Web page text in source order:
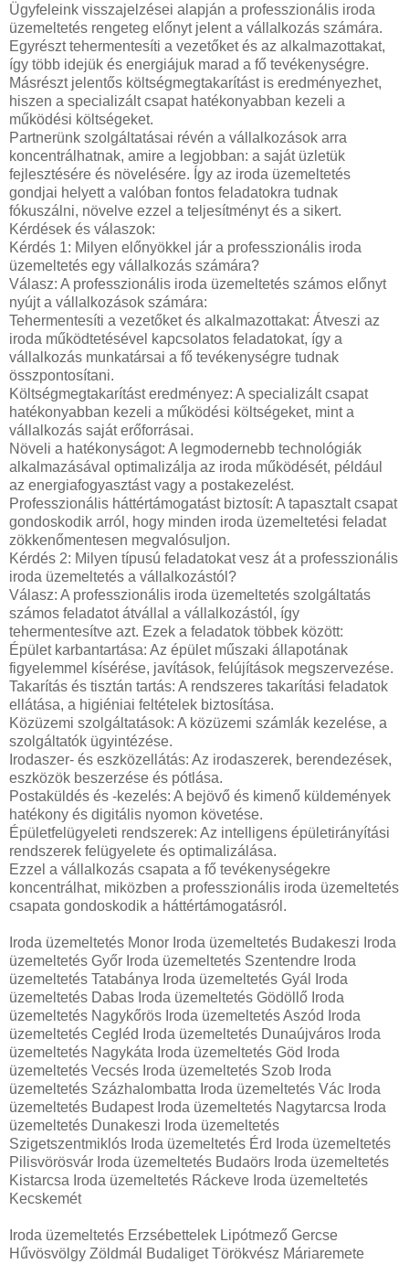
Ügyfeleink visszajelzései alapján a professzionális iroda
üzemeltetés rengeteg előnyt jelent a vállalkozás számára.
Egyrészt tehermentesíti a vezetőket és az alkalmazottakat,
így több idejük és energiájuk marad a fő tevékenységre.
Másrészt jelentős költségmegtakarítást is eredményezhet,
hiszen a specializált csapat hatékonyabban kezeli a
működési költségeket.
Partnerünk szolgáltatásai révén a vállalkozások arra
koncentrálhatnak, amire a legjobban: a saját üzletük
fejlesztésére és növelésére. Így az iroda üzemeltetés
gondjai helyett a valóban fontos feladatokra tudnak
fókuszálni, növelve ezzel a teljesítményt és a sikert.
Kérdések és válaszok:
Kérdés 1: Milyen előnyökkel jár a professzionális iroda
üzemeltetés egy vállalkozás számára?
Válasz: A professzionális iroda üzemeltetés számos előnyt
nyújt a vállalkozások számára:
Tehermentesíti a vezetőket és alkalmazottakat: Átveszi az
iroda működtetésével kapcsolatos feladatokat, így a
vállalkozás munkatársai a fő tevékenységre tudnak
összpontosítani.
Költségmegtakarítást eredményez: A specializált csapat
hatékonyabban kezeli a működési költségeket, mint a
vállalkozás saját erőforrásai.
Növeli a hatékonyságot: A legmodernebb technológiák
alkalmazásával optimalizálja az iroda működését, például
az energiafogyasztást vagy a postakezelést.
Professzionális háttértámogatást biztosít: A tapasztalt csapat
gondoskodik arról, hogy minden iroda üzemeltetési feladat
zökkenőmentesen megvalósuljon.
Kérdés 2: Milyen típusú feladatokat vesz át a professzionális
iroda üzemeltetés a vállalkozástól?
Válasz: A professzionális iroda üzemeltetés szolgáltatás
számos feladatot átvállal a vállalkozástól, így
tehermentesítve azt. Ezek a feladatok többek között:
Épület karbantartása: Az épület műszaki állapotának
figyelemmel kísérése, javítások, felújítások megszervezése.
Takarítás és tisztán tartás: A rendszeres takarítási feladatok
ellátása, a higiéniai feltételek biztosítása.
Közüzemi szolgáltatások: A közüzemi számlák kezelése, a
szolgáltatók ügyintézése.
Irodaszer- és eszközellátás: Az irodaszerek, berendezések,
eszközök beszerzése és pótlása.
Postaküldés és -kezelés: A bejövő és kimenő küldemények
hatékony és digitális nyomon követése.
Épületfelügyeleti rendszerek: Az intelligens épületirányítási
rendszerek felügyelete és optimalizálása.
Ezzel a vállalkozás csapata a fő tevékenységekre
koncentrálhat, miközben a professzionális iroda üzemeltetés
csapata gondoskodik a háttértámogatásról.
Iroda üzemeltetés Monor Iroda üzemeltetés Budakeszi Iroda
üzemeltetés Győr Iroda üzemeltetés Szentendre Iroda
üzemeltetés Tatabánya Iroda üzemeltetés Gyál Iroda
üzemeltetés Dabas Iroda üzemeltetés Gödöllő Iroda
üzemeltetés Nagykőrös Iroda üzemeltetés Aszód Iroda
üzemeltetés Cegléd Iroda üzemeltetés Dunaújváros Iroda
üzemeltetés Nagykáta Iroda üzemeltetés Göd Iroda
üzemeltetés Vecsés Iroda üzemeltetés Szob Iroda
üzemeltetés Százhalombatta Iroda üzemeltetés Vác Iroda
üzemeltetés Budapest Iroda üzemeltetés Nagytarcsa Iroda
üzemeltetés Dunakeszi Iroda üzemeltetés
Szigetszentmiklós Iroda üzemeltetés Érd Iroda üzemeltetés
Pilisvörösvár Iroda üzemeltetés Budaörs Iroda üzemeltetés
Kistarcsa Iroda üzemeltetés Ráckeve Iroda üzemeltetés
Kecskemét
Iroda üzemeltetés Erzsébettelek Lipótmező Gercse
Hűvösvölgy Zöldmál Budaliget Törökvész Máriaremete